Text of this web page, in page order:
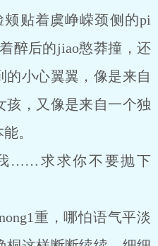
贴着虞峥嵘颈侧的pi
醉后的jiao憨莽撞，还
的小心翼翼，像是来自
孩，又像是来自一个独
。
求求你不要抛下
重，哪怕语气平淡